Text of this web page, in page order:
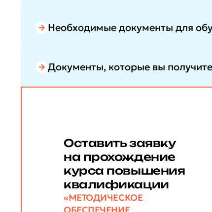
Необходимые документы для
Документы, которые вы получите
Оставить заявку
на прохождение
курса повышения
квалификации
«МЕТОДИЧЕСКОЕ
ОБЕСПЕЧЕНИЕ